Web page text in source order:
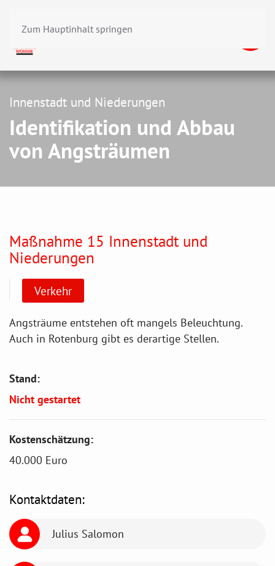
Zum Hauptinhalt springen
Innenstadt und Niederungen
Identifikation und Abbau
von Angsträumen
Maßnahme 15 Innenstadt und
Niederungen
Verkehr
Angsträume entstehen oft mangels Beleuchtung.
Auch in Rotenburg gibt es derartige Stellen.
Stand:
Nicht gestartet
Kostenschätzung:
40.000 Euro
Kontaktdaten:
Julius Salomon